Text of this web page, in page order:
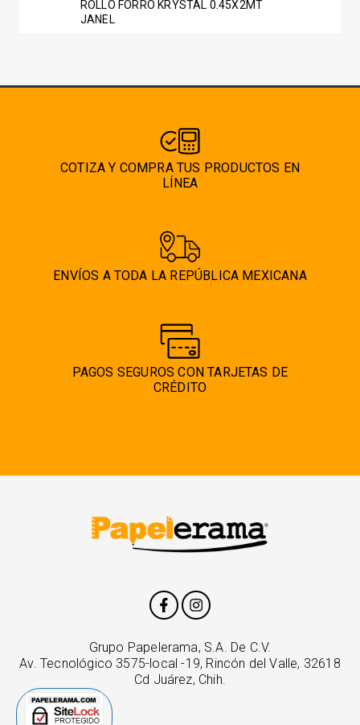
ROLLO FORRO KRYSTAL 0.45X2MT
JANEL
COTIZA Y COMPRA TUS PRODUCTOS EN
LÍNEA
ENVÍOS A TODA LA REPÚBLICA MEXICANA
PAGOS SEGUROS CON TARJETAS DE
CRÉDITO
Grupo Papelerama, S.A. De C.V.
Av. Tecnológico 3575-local -19, Rincón del Valle, 32618
Cd Juárez, Chih.